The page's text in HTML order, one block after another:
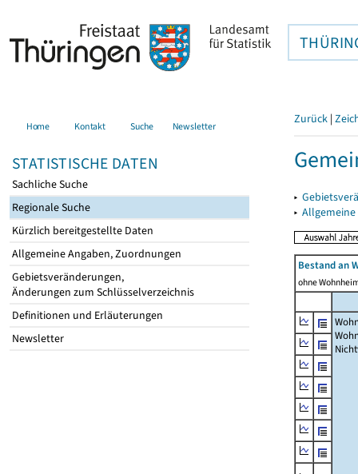
Home Kontakt Suche Newsletter
STATISTISCHE DATEN
Sachliche Suche
Regionale Suche
Kürzlich bereitgestellte Daten
Allgemeine Angaben, Zuordnungen
Gebietsveränderungen,
Änderungen zum Schlüsselverzeichnis
Definitionen und Erläuterungen
Newsletter
Zurück |
▸
▸
Bestand an
ohne